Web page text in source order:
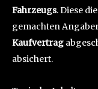
Fahrzeugs. Diese
gemachten
Kaufvertrag
absichert.